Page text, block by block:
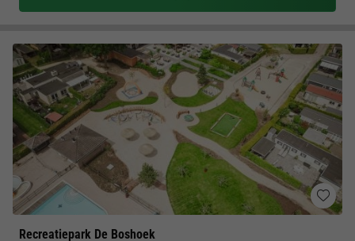
Recreatiepark De Boshoek